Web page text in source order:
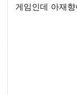
게임인데 아재향